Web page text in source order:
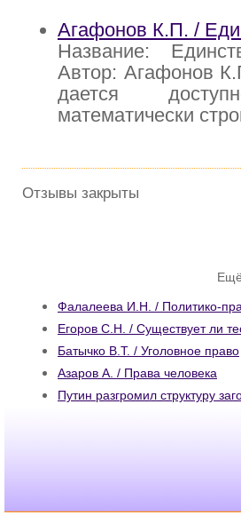
Агафонов К.П. /
Название:
Автор: Агафонов
дается
математически
Отзывы закрыты
Фалалеева И.Н. / Политико-
Егоров С.Н. / Существует ли
Батычко В.Т. / Уголовное право
Азаров А. / Права человека
Путин разгромил структуру